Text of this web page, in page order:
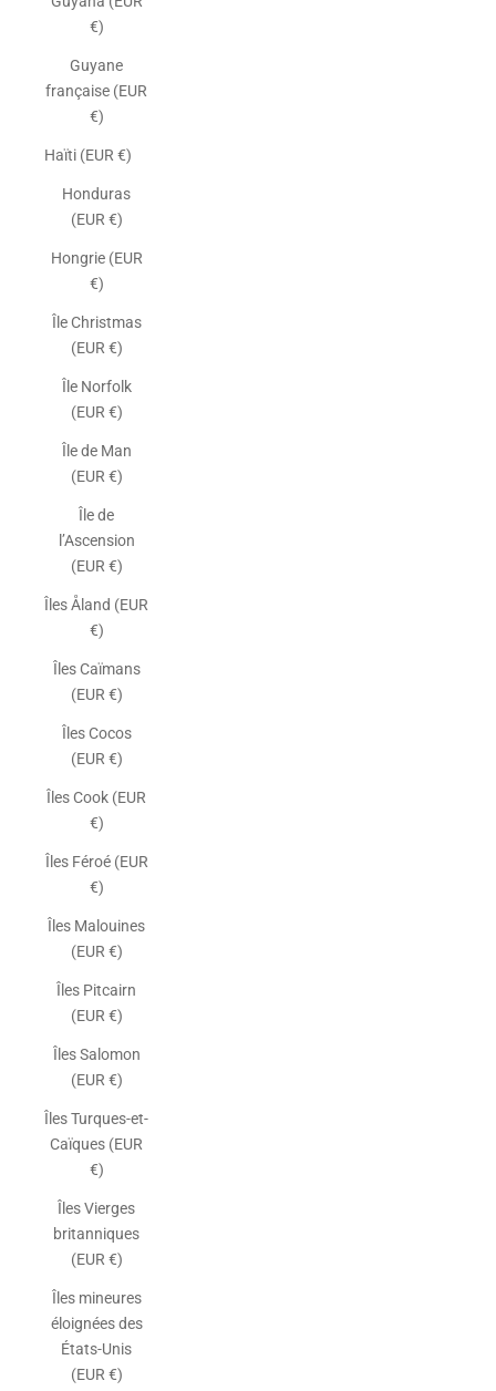
€)
Guyane
française (EUR
€)
Haïti (EUR €)
Honduras
(EUR €)
Hongrie (EUR
€)
Île Christmas
(EUR €)
Île Norfolk
(EUR €)
Île de Man
(EUR €)
Île de
l’Ascension
(EUR €)
Îles Åland (EUR
€)
Îles Caïmans
(EUR €)
Îles Cocos
(EUR €)
Îles Cook (EUR
€)
Îles Féroé (EUR
€)
Îles Malouines
(EUR €)
Îles Pitcairn
(EUR €)
Îles Salomon
(EUR €)
Îles Turques-et-
Caïques (EUR
€)
Îles Vierges
britanniques
(EUR €)
Îles mineures
éloignées des
États-Unis
(EUR €)